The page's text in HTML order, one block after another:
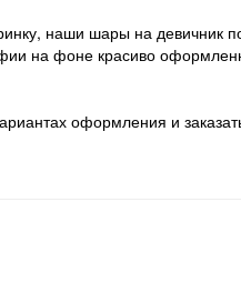
наши шары на девичник
на фоне красиво
оформления и